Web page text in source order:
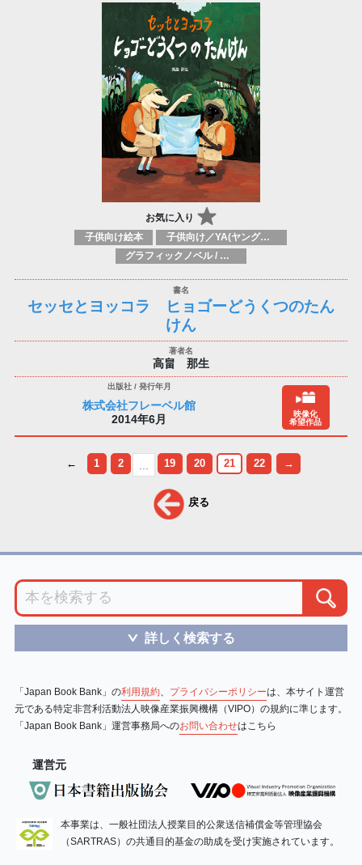
お気に入り
子供向け絵本
子供向け／YA(ヤングアダルト)向け一般：芸術&芸術家
グラフィックノベル / コミックブック / 漫画：スタイル / 伝統
セッセとヨッコラ ヒョゴーどうくつのたん
けん
高畠 那生
株式会社フレーベル館
2014年6月
映像化
希望作品
← 1 2 19 20 21 22 →
戻る
＞ 詳しく検索する
「Japan Book Bank」の利用規約、 プライバシーポリシーは、本サイト運営
元である特定非営利活動法人映像産業振興機構（VIPO）の規約に準じます。
「Japan Book Bank」運営事務局へのお問い合わせはこちら
運営元
本事業は、一般社団法人授業目的公衆送信補償金等管理協会
（SARTRAS）の共通目的基金の助成を受け実施されています。